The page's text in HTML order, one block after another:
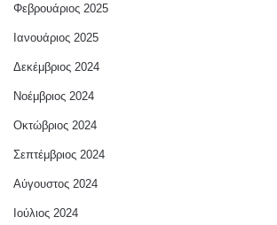
Φεβρουάριος 2025
Ιανουάριος 2025
Δεκέμβριος 2024
Νοέμβριος 2024
Οκτώβριος 2024
Σεπτέμβριος 2024
Αύγουστος 2024
Ιούλιος 2024